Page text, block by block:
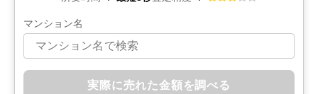
マンション名
実際に売れた金額を調べる